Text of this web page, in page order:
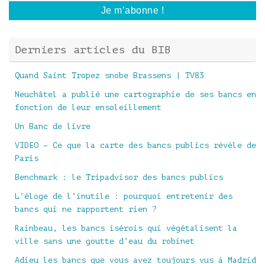
Derniers articles du BIB
Quand Saint Tropez snobe Brassens | TV83
Neuchâtel a publié une cartographie de ses bancs en
fonction de leur ensoleillement
Un Banc de livre
VIDEO – Ce que la carte des bancs publics révèle de
Paris
Benchmark : le Tripadvisor des bancs publics
L’éloge de l’inutile : pourquoi entretenir des
bancs qui ne rapportent rien ?
Rainbeau, les bancs isérois qui végétalisent la
ville sans une goutte d’eau du robinet
Adieu les bancs que vous avez toujours vus à Madrid